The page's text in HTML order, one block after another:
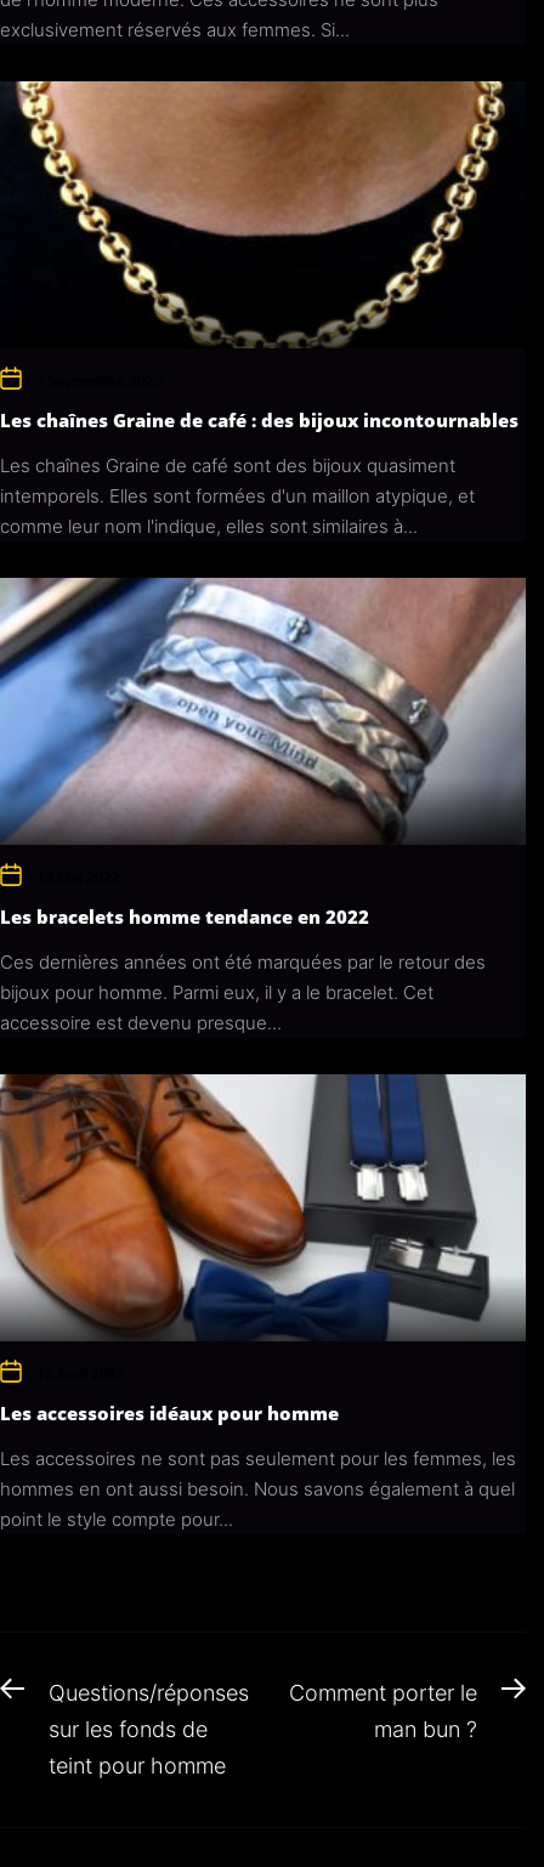
exclusivement réservés aux femmes. Si...
Les chaînes Graine de café : des bijoux incontournables
Les chaînes Graine de café sont des bijoux quasiment
intemporels. Elles sont formées d'un maillon atypique, et
comme leur nom l'indique, elles sont similaires à...
Les bracelets homme tendance en 2022
Ces dernières années ont été marquées par le retour des
bijoux pour homme. Parmi eux, il y a le bracelet. Cet
accessoire est devenu presque...
Les accessoires idéaux pour homme
Les accessoires ne sont pas seulement pour les femmes, les
hommes en ont aussi besoin. Nous savons également à quel
point le style compte pour...
Navigation
l’article
PreviousQuestions/réponses
sur les fonds de
teint pour homme
Comment porter le
man bun ?